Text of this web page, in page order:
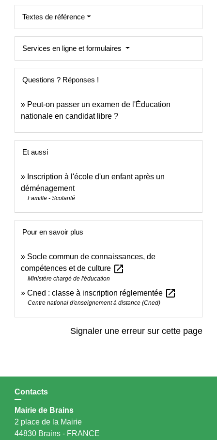
Textes de référence
Services en ligne et formulaires
Questions ? Réponses !
Peut-on passer un examen de l'Éducation
nationale en candidat libre ?
Et aussi
Inscription à l'école d'un enfant après un
déménagement
Famille - Scolarité
Pour en savoir plus
Socle commun de connaissances, de
compétences et de culture open_in_new
Ministère chargé de l'éducation
Cned : classe à inscription réglementée open_in_new
Centre national d'enseignement à distance (Cned)
Signaler une erreur sur cette page
Contacts
Mairie de Brains
2 place de la Mairie
44830 Brains - FRANCE